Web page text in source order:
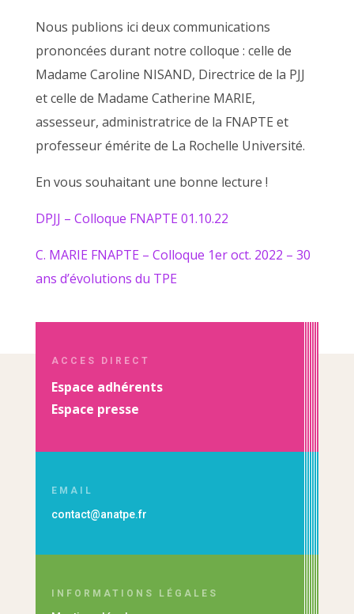
Nous publions ici deux communications
prononcées durant notre colloque : celle de
Madame Caroline NISAND, Directrice de la PJJ
et celle de Madame Catherine MARIE,
assesseur, administratrice de la FNAPTE et
professeur émérite de La Rochelle Université.
En vous souhaitant une bonne lecture !
DPJJ – Colloque FNAPTE 01.10.22
C. MARIE FNAPTE – Colloque 1er oct. 2022 – 30
ans d’évolutions du TPE
ACCES DIRECT
Espace adhérents
Espace presse
EMAIL
contact@anatpe.fr
INFORMATIONS LÉGALES